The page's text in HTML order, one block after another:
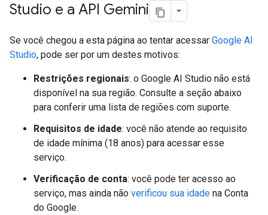
Studio e a API Gemini
Se você chegou a esta página ao tentar acessar Google AI
Studio, pode ser por um destes motivos:
Restrições regionais: o Google AI Studio não está
disponível na sua região. Consulte a seção abaixo
para conferir uma lista de regiões com suporte.
Requisitos de idade: você não atende ao requisito
de idade mínima (18 anos) para acessar esse
serviço.
Verificação de conta: você pode ter acesso ao
serviço, mas ainda não verificou sua idade na Conta
do Google.